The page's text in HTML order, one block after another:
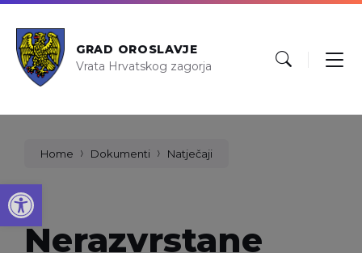
Open toolbar
GRAD OROSLAVJE
Vrata Hrvatskog zagorja
Home Dokumenti Natječaji
Nerazvrstane